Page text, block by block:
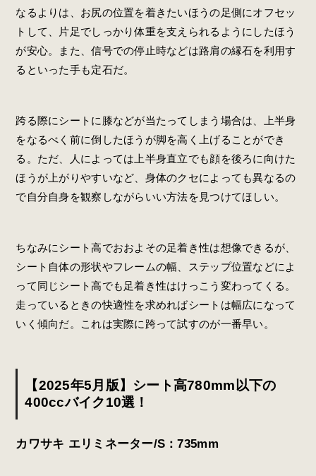
なるよりは、お尻の位置を着きたいほうの足側にオフセッ
トして、片足でしっかり体重を支えられるようにしたほう
が安心。また、信号での停止時などは路肩の縁石を利用す
るといった手も定石だ。
跨る際にシートに膝などが当たってしまう場合は、上半身
をなるべく前に倒したほうが脚を高く上げることができ
る。ただ、人によっては上半身直立でも顔を後ろに向けた
ほうが上がりやすいなど、身体のクセによっても異なるの
で自分自身を観察しながらいい方法を見つけてほしい。
ちなみにシート高でおおよその足着き性は想像できるが、
シート自体の形状やフレームの幅、ステップ位置などによ
って同じシート高でも足着き性はけっこう変わってくる。
走っているときの快適性を求めればシートは幅広になって
いく傾向だ。これは実際に跨って試すのが一番早い。
【2025年5月版】シート高780mm以下の
400ccバイク10選！
カワサキ エリミネーター/S：735mm